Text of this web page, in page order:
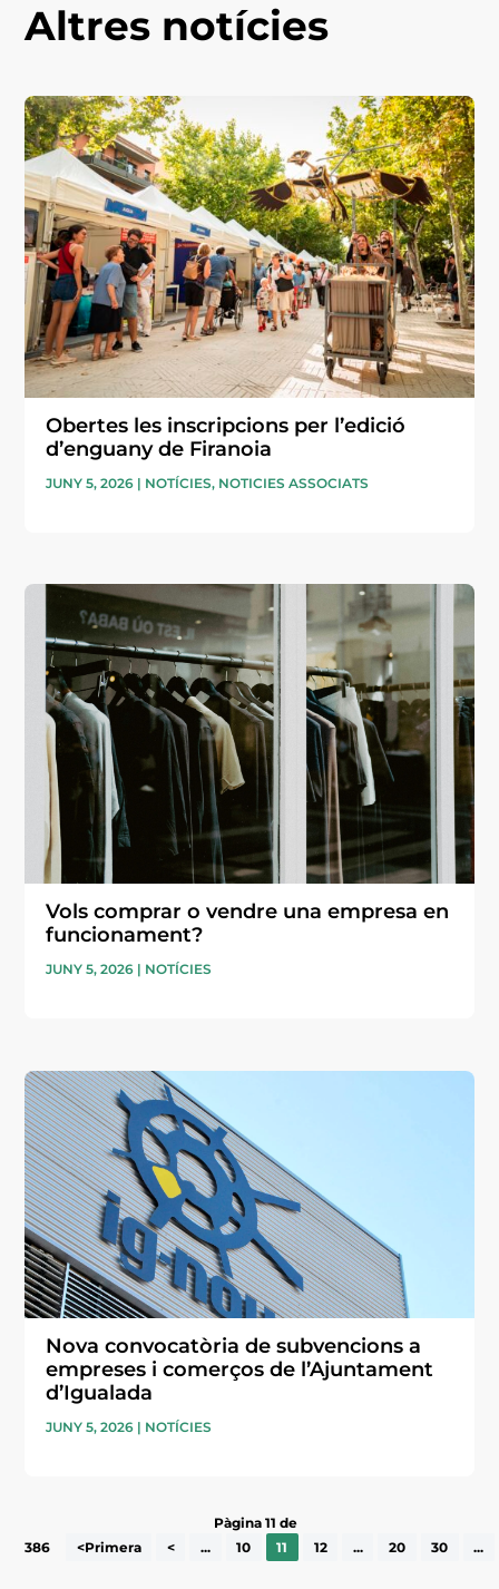
Altres notícies
Obertes les inscripcions per l’edició
d’enguany de Firanoia
JUNY 5, 2026 | NOTÍCIES, NOTICIES ASSOCIATS
Vols comprar o vendre una empresa en
funcionament?
JUNY 5, 2026 | NOTÍCIES
Nova convocatòria de subvencions a
empreses i comerços de l’Ajuntament
d’Igualada
JUNY 5, 2026 | NOTÍCIES
Pàgina 11 de
386
<Primera < ... 10 11 12 ... 20 30 ...